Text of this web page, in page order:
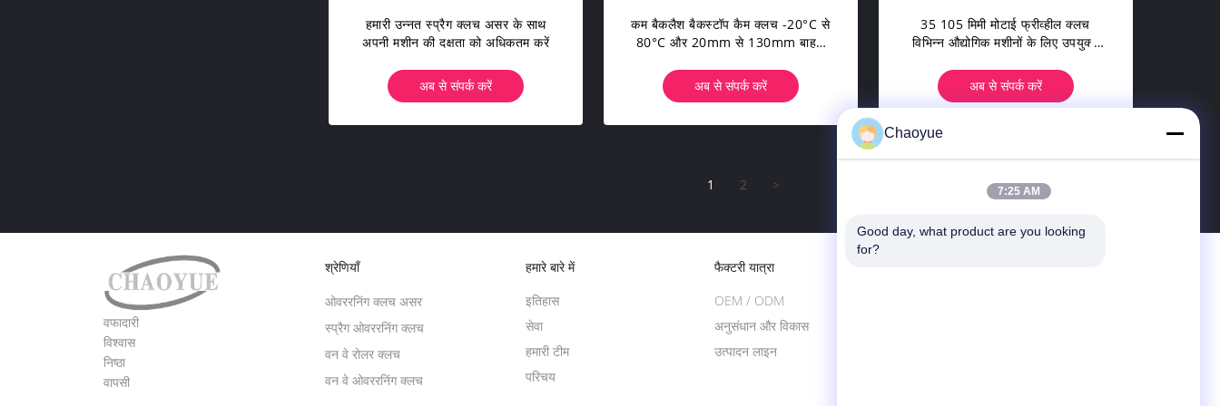
हमारी उन्नत स्प्रैग क्लच असर के साथ
अपनी मशीन की दक्षता को अधिकतम करें
अब से संपर्क करें
कम बैकलैश बैकस्टॉप कैम क्लच -20°C से
80°C और 20mm से 130mm बाहरी
अब से संपर्क करें
35 105 मिमी मोटाई फ्रीव्हील क्लच
विभिन्न औद्योगिक मशीनों के लिए उपयुक्त
अब से संपर्क करें
1 2 >
वफादारी
विश्वास
निष्ठा
वापसी
श्रेणियाँ
वन वे ओवररनिंग क्लच
ओवररनिंग क्लच असर
स्प्रैग ओवररनिंग क्लच
वन वे रोलर क्लच
हमारे बारे में
परिचय
इतिहास
सेवा
हमारी टीम
फैक्टरी यात्रा
उत्पादन लाइन
OEM / ODM
अनुसंधान और विकास
Chaoyue
7:25 AM
Good day, what product are you looking
for?